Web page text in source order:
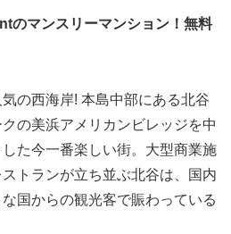
のマンスリーマンション！無料
の西海岸! 本島中部にある北谷
の美浜アメリカンビレッジを中
た今一番楽しい街。大型商業施
トランが立ち並ぶ北谷は、国内
国からの観光客で賑わっている